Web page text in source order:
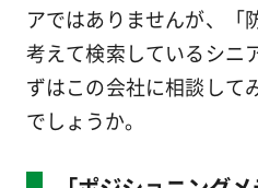
アではありませんが、「
考えて検索しているシニ
ずはこの会社に相談して
でしょうか。